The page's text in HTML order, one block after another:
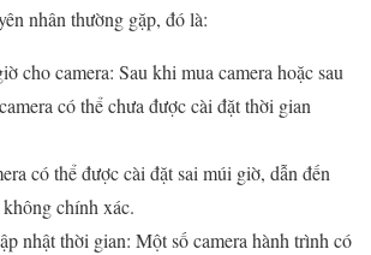
nhân thường gặp, đó là:
cho camera: Sau khi mua camera hoặc sau
có thể chưa được cài đặt thời gian
có thể được cài đặt sai múi giờ, dẫn đến
chính xác.
nhật thời gian: Một số camera hành trình có